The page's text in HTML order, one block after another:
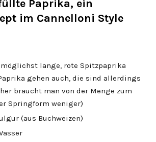
Paprika, ein
im Cannelloni Style
möglichst lange, rote Spitzpaprika
gehen auch, die sind allerdings
braucht man von der Menge zum
Springform weniger)
(aus Buchweizen)